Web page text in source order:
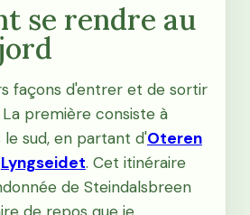
se rendre au
façons d'entrer et de sortir
première consiste à
le sud, en partant d'Oteren
Lyngseidet. Cet itinéraire
de Steindalsbreen